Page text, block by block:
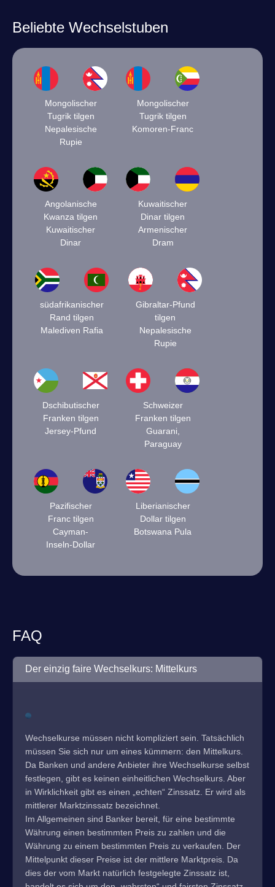
Beliebte Wechselstuben
Mongolischer
Tugrik tilgen
Nepalesische
Rupie
Mongolischer
Tugrik tilgen
Komoren-Franc
Angolanische
Kwanza tilgen
Kuwaitischer
Dinar
Kuwaitischer
Dinar tilgen
Armenischer
Dram
südafrikanischer
Rand tilgen
Malediven Rafia
Gibraltar-Pfund
tilgen
Nepalesische
Rupie
Dschibutischer
Franken tilgen
Jersey-Pfund
Schweizer
Franken tilgen
Guarani,
Paraguay
Pazifischer
Franc tilgen
Cayman-
Inseln-Dollar
Liberianischer
Dollar tilgen
Botswana Pula
FAQ
Der einzig faire Wechselkurs: Mittelkurs
Wechselkurse müssen nicht kompliziert sein. Tatsächlich
müssen Sie sich nur um eines kümmern: den Mittelkurs.
Da Banken und andere Anbieter ihre Wechselkurse selbst
festlegen, gibt es keinen einheitlichen Wechselkurs. Aber
in Wirklichkeit gibt es einen „echten“ Zinssatz. Er wird als
mittlerer Marktzinssatz bezeichnet.
Im Allgemeinen sind Banker bereit, für eine bestimmte
Währung einen bestimmten Preis zu zahlen und die
Währung zu einem bestimmten Preis zu verkaufen. Der
Mittelpunkt dieser Preise ist der mittlere Marktpreis. Da
dies der vom Markt natürlich festgelegte Zinssatz ist,